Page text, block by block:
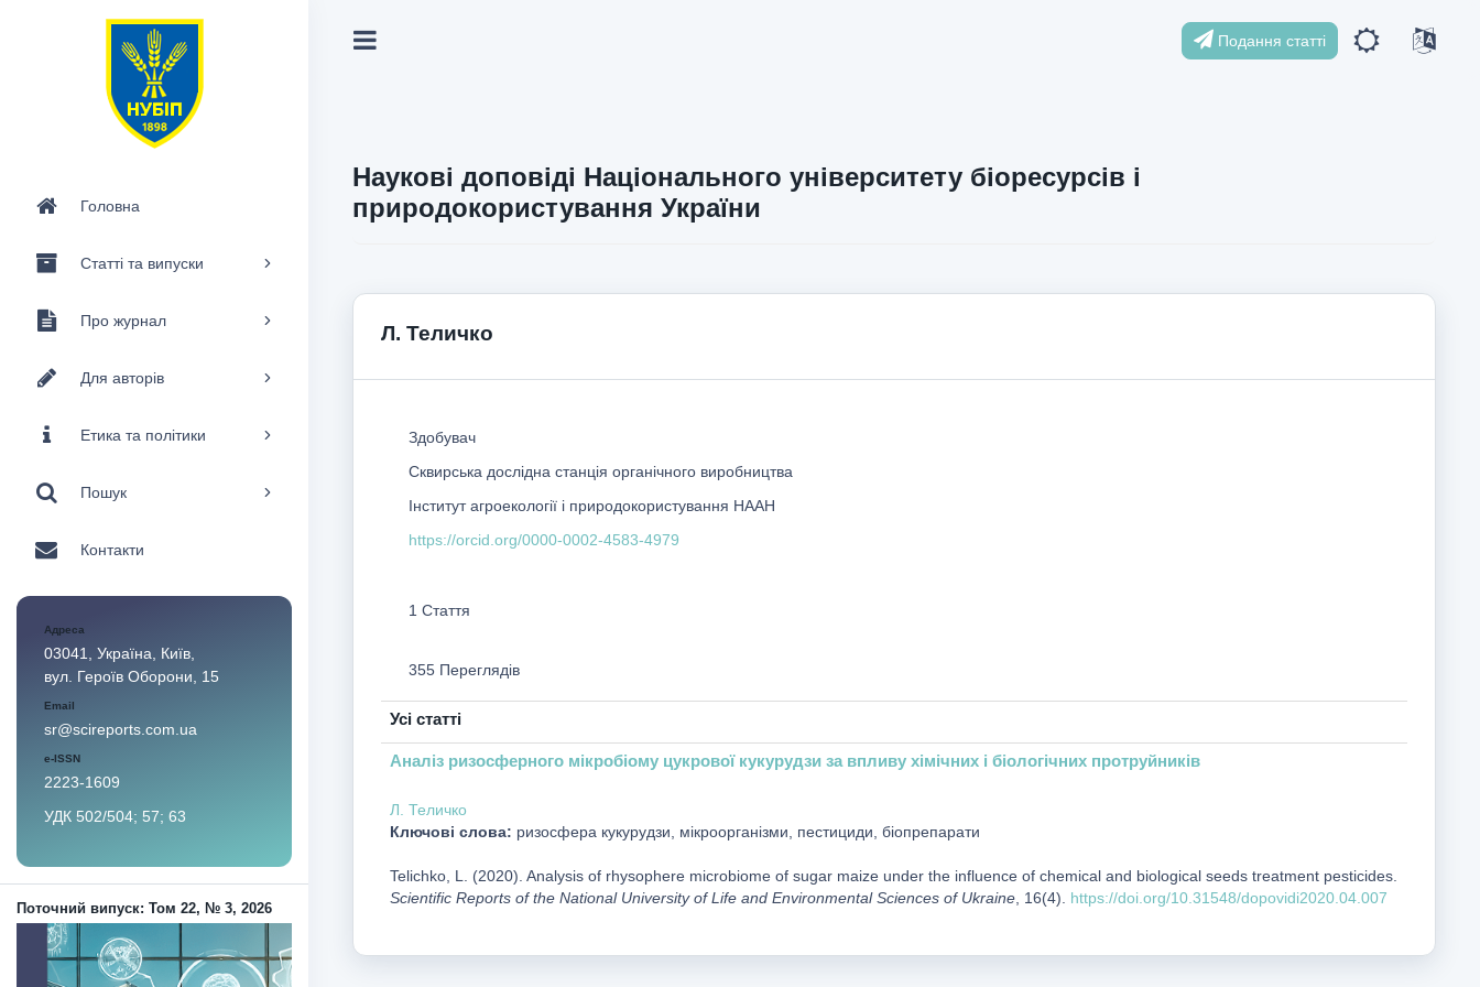
Головна
Статті та випуски
Про журнал
Для авторів
Етика та політики
Пошук
Контакти
Адреса
03041, Україна, Київ,
вул. Героїв Оборони, 15
Email
sr@scireports.com.ua
e-ISSN
2223-1609
УДК 502/504; 57; 63
Поточний випуск: Том 22, № 3, 2026
Подання статті
Наукові доповіді Національного університету біоресурсів і
природокористування України
Л. Теличко
Здобувач
Сквирська дослідна станція органічного виробництва
Інститут агроекології і природокористування НААН
https://orcid.org/0000-0002-4583-4979
1 Стаття
355 Переглядів
Усі статті
Аналіз ризосферного мікробіому цукрової кукурудзи за впливу хімічних і біологічних протруйників
Л. Теличко
Ключові слова: ризосфера кукурудзи, мікроорганізми, пестициди, біопрепарати
Telichko, L. (2020). Analysis of rhysophere microbiome of sugar maize under the influence of chemical and biological seeds treatment pesticides.
Scientific Reports of the National University of Life and Environmental Sciences of Ukraine, 16(4). https://doi.org/10.31548/dopovidi2020.04.007